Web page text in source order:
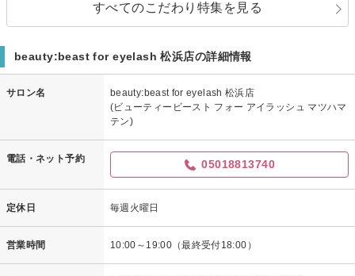
すべてのこだわり特集を見る
beauty:beast for eyelash 松浜店の詳細情報
サロン名
beauty:beast for eyelash 松浜店
(ビューティービースト フォー アイラッシュ マツハマ
テン)
電話・ネット予約 05018813740
定休日 毎週火曜日
営業時間 10:00～19:00（最終受付18:00）